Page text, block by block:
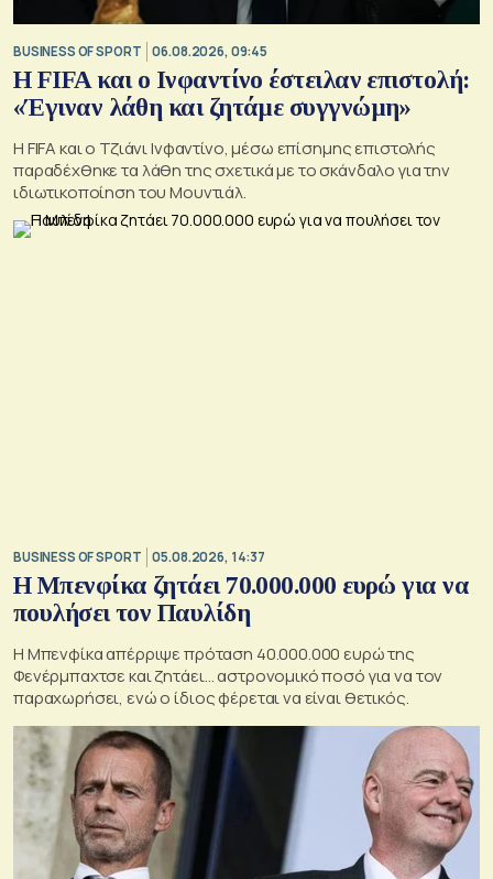
BUSINESS OF SPORT 06.08.2026, 09:45
Η FIFA και ο Ινφαντίνο έστειλαν επιστολή:
«Έγιναν λάθη και ζητάμε συγγνώμη»
Η FIFA και ο Τζιάνι Ινφαντίνο, μέσω επίσημης επιστολής
παραδέχθηκε τα λάθη της σχετικά με το σκάνδαλο για την
ιδιωτικοποίηση του Μουντιάλ.
BUSINESS OF SPORT 05.08.2026, 14:37
Η Μπενφίκα ζητάει 70.000.000 ευρώ για να
πουλήσει τον Παυλίδη
Η Μπενφίκα απέρριψε πρόταση 40.000.000 ευρώ της
Φενέρμπαχτσε και ζητάει… αστρονομικό ποσό για να τον
παραχωρήσει, ενώ ο ίδιος φέρεται να είναι θετικός.